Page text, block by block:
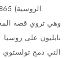
نابليون على
التي دمج تولستوي